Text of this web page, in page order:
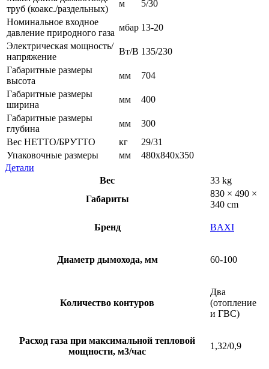
труб (коакс./раздельных)
м
5/30
Номинальное входное
давление природного газа
мбар 13-20
Электрическая мощность/
напряжение
Вт/В 135/230
Габаритные размеры
высота
мм
704
Габаритные размеры
ширина
мм
400
Габаритные размеры
глубина
мм
300
Вес НЕТТО/БРУТТО
кг
29/31
Упаковочные размеры
мм
480x840x350
Детали
Вес
33 kg
Габариты
830 × 490 ×
340 cm
Бренд BAXI
Диаметр дымохода, мм 60-100
Количество контуров
Два
(отопление
и ГВС)
Расход газа при максимальной тепловой
мощности, м3/час
1,32/0,9